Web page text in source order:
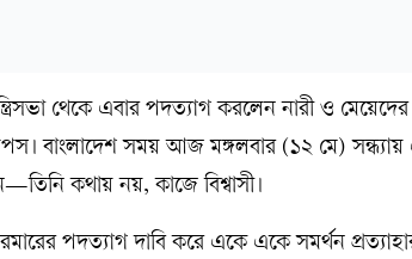
মন্ত্রিসভা থেকে এবার পদত্যাগ করলেন নারী ও
বাংলাদেশ সময় আজ মঙ্গলবার (১২ মে)
কথায় নয়, কাজে বিশ্বাসী।
পদত্যাগ দাবি করে একে একে সমর্থন